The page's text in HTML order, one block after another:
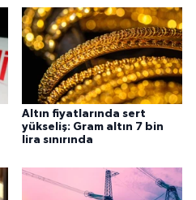
Altın fiyatlarında sert
yükseliş: Gram altın 7 bin
lira sınırında